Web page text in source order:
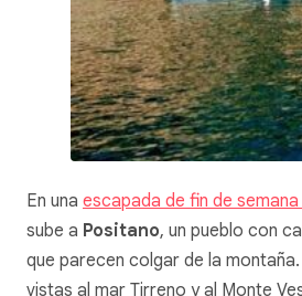
En una escapada de fin de
sube a Positano, un pueblo con
que parecen colgar de la montaña.
vistas al mar Tirreno y al Monte